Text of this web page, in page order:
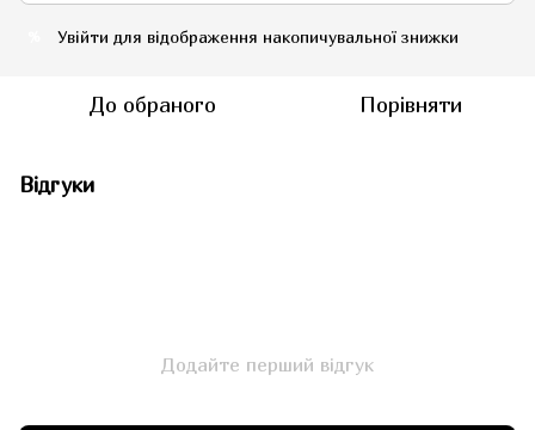
Увійти для відображення накопичувальної знижки
До обраного Порівняти
Відгуки
Додайте перший відгук